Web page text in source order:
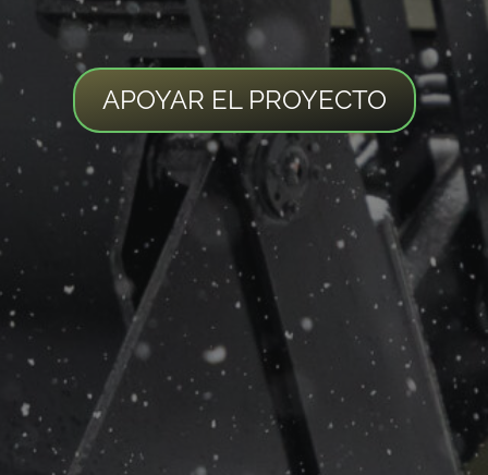
APOYAR EL PROYECTO